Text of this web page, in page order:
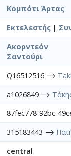
Κομπότι Άρτας
Εκτελεστής |
Ακορντεόν
Σαντούρι
Q16512516 ⟶
a1026849 ⟶
87fec778-92bc-
315183443 ⟶
central